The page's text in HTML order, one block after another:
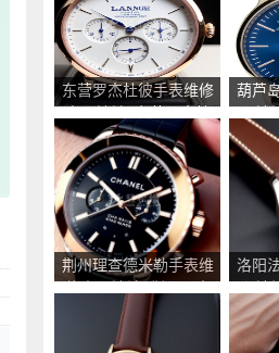
东营罗杰杜彼手表维修
中心地址_东营罗杰杜
彼手表售后服务点查询
葫芦
心地
表
荆州理查德米勒手表维
修中心地址_荆州理查
德米勒手表售后服务点
查询
洛阳
心地
表